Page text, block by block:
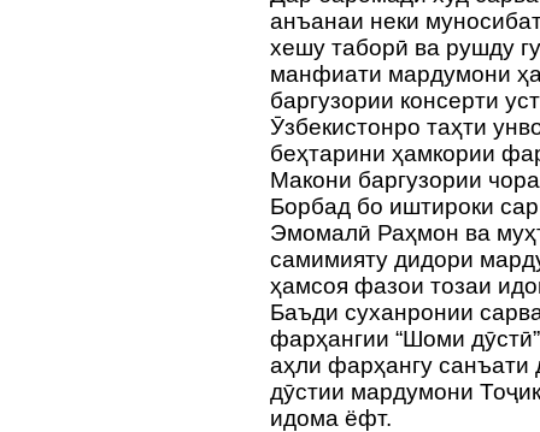
анъанаи неки
хешу таборӣ ва рушду
манфиати мардумони
баргузории консерти
Ӯзбекистонро таҳти
беҳтарини ҳамкории
Макони баргузории
Борбад бо иштироки
Эмомалӣ Раҳмон ва
самимияту дидори
ҳамсоя фазои тозаи
Баъди суханронии
фарҳангии “Шоми
аҳли фарҳангу санъати
дӯстии мардумони
идома ёфт.